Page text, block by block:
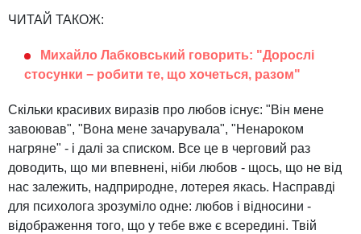
ЧИТАЙ ТАКОЖ:
Михайло Лабковський говорить: "Дорослі
стосунки − робити те, що хочеться, разом"
Скільки красивих виразів про любов існує: "Він мене
завоював", "Вона мене зачарувала", "Ненароком
нагряне" - і далі за списком. Все це в черговий раз
доводить, що ми впевнені, ніби любов - щось, що не від
нас залежить, надприродне, лотерея якась. Насправді
для психолога зрозуміло одне: любов і відносини -
відображення того, що у тебе вже є всередині. Твій